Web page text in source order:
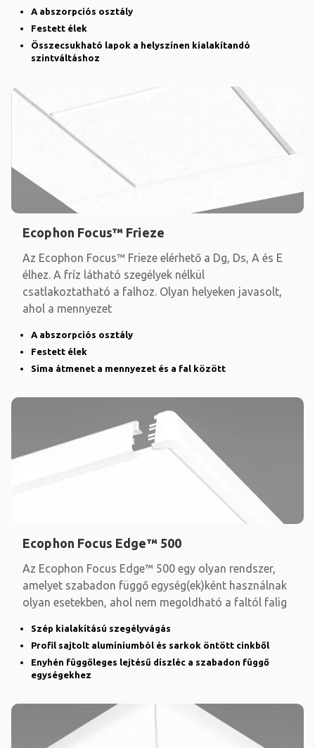
A abszorpciós osztály
Festett élek
Összecsukható lapok a helyszínen kialakítandó
szintváltáshoz
Ecophon Focus™ Frieze
Az Ecophon Focus™ Frieze elérhető a Dg, Ds, A és E
élhez. A fríz látható szegélyek nélkül
csatlakoztatható a falhoz. Olyan helyeken javasolt,
ahol a mennyezet
A abszorpciós osztály
Festett élek
Sima átmenet a mennyezet és a fal között
Ecophon Focus Edge™ 500
Az Ecophon Focus Edge™ 500 egy olyan rendszer,
amelyet szabadon függő egység(ek)ként használnak
olyan esetekben, ahol nem megoldható a faltól falig
Szép kialakítású szegélyvágás
Profil sajtolt alumíniumból és sarkok öntött cinkből
Enyhén függőleges lejtésű díszléc a szabadon függő
egységekhez